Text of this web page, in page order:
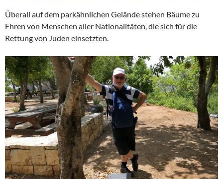
Überall auf dem parkähnlichen Gelände stehen Bäume zu
Ehren von Menschen aller Nationalitäten, die sich für die
Rettung von Juden einsetzten.